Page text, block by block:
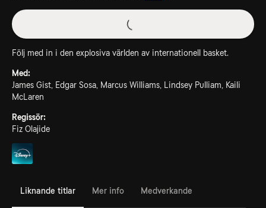
Följ med in i den explosiva världen av internationell basket.
Med:
James Gist, Edgar Sosa, Marcus Williams, Lindsey Pulliam, Kaili
McLaren
Regissör:
Fiz Olajide
Liknande titlar Mer info Medverkande